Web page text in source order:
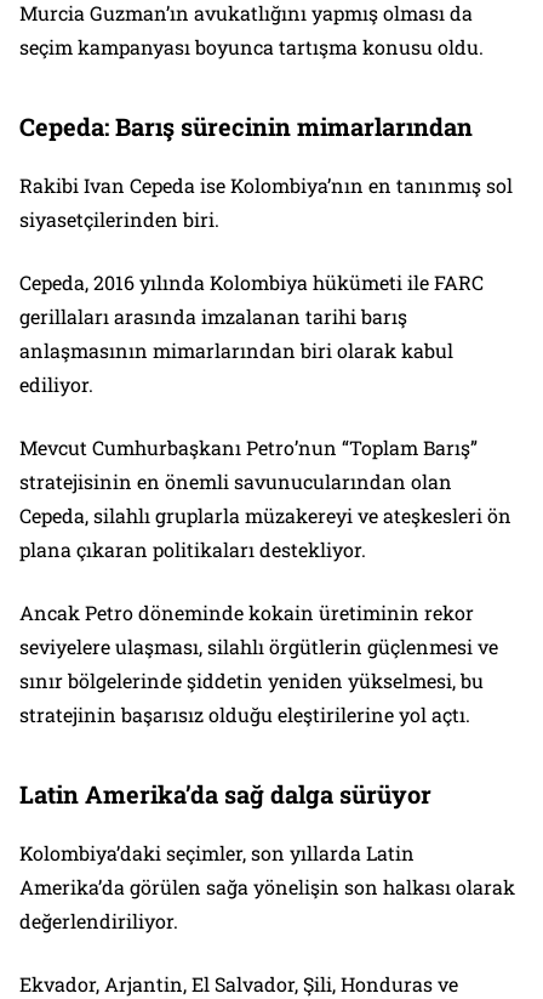
Murcia Guzman’ın avukatlığını yapmış olması da
seçim kampanyası boyunca tartışma konusu oldu.
Cepeda: Barış sürecinin mimarlarından
Rakibi Ivan Cepeda ise Kolombiya’nın en tanınmış sol
siyasetçilerinden biri.
Cepeda, 2016 yılında Kolombiya hükümeti ile FARC
gerillaları arasında imzalanan tarihi barış
anlaşmasının mimarlarından biri olarak kabul
ediliyor.
Mevcut Cumhurbaşkanı Petro’nun “Toplam Barış”
stratejisinin en önemli savunucularından olan
Cepeda, silahlı gruplarla müzakereyi ve ateşkesleri ön
plana çıkaran politikaları destekliyor.
Ancak Petro döneminde kokain üretiminin rekor
seviyelere ulaşması, silahlı örgütlerin güçlenmesi ve
sınır bölgelerinde şiddetin yeniden yükselmesi, bu
stratejinin başarısız olduğu eleştirilerine yol açtı.
Latin Amerika’da sağ dalga sürüyor
Kolombiya’daki seçimler, son yıllarda Latin
Amerika’da görülen sağa yönelişin son halkası olarak
değerlendiriliyor.
Ekvador, Arjantin, El Salvador, Şili, Honduras ve